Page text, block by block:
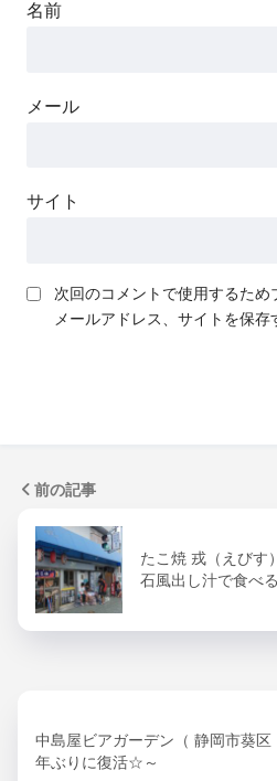
名前
メール
サイト
次回のコメントで使用するため
メールアドレス、サイトを保存
前の記事
たこ焼 戎（えび
石風出し汁で食べ
中島屋ビアガーデン（ 静岡市葵
年ぶりに復活☆～